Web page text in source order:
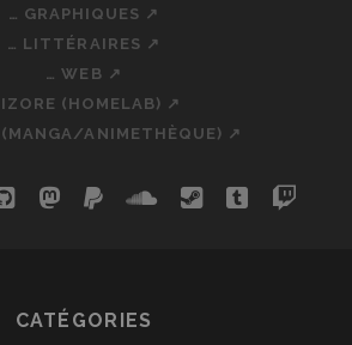
… GRAPHIQUES ↗
… LITTÉRAIRES ↗
… WEB ↗
(HOMELAB) ↗
(MANGA/ANIMETHÈQUE) ↗
githubmastodon
paypalsoundcloud
steamtumblr
CATÉGORIES